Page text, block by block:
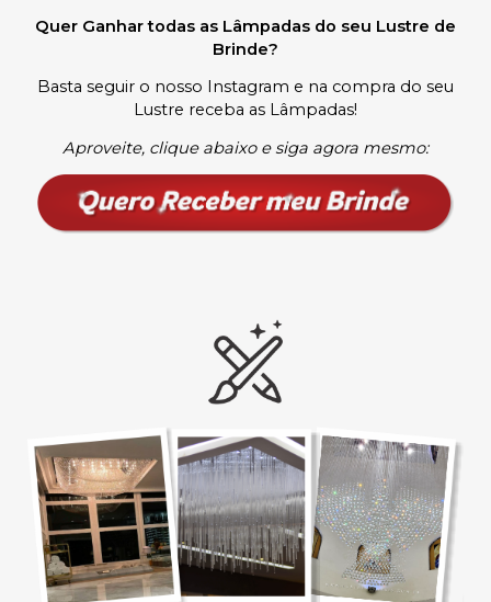
Quer Ganhar todas as Lâmpadas do seu Lustre de
Brinde?
Basta seguir o nosso Instagram e na compra do seu
Lustre receba as Lâmpadas!
Aproveite, clique abaixo e siga agora mesmo: